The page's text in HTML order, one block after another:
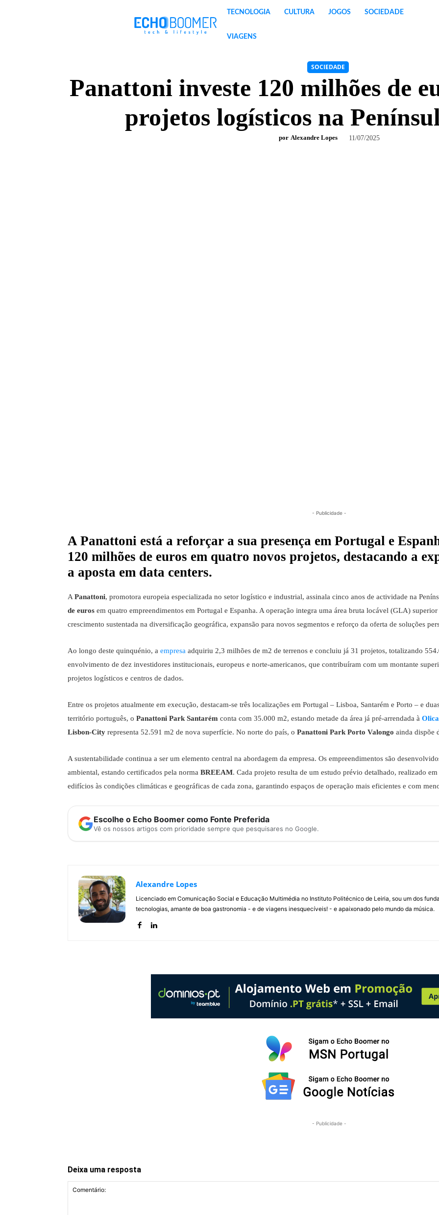
TECNOLOGIA CULTURA JOGOS SOCIEDADE
VIAGENS
SOCIEDADE
Panattoni investe 120 milhões de
projetos logísticos na
por Alexandre Lopes 11/07/2025
- Publicidade -
A Panattoni está a reforçar a sua presença em Portugal e
120 milhões de euros em quatro novos projetos, destacando a
a aposta em data centers.
A Panattoni, promotora europeia especializada no setor logístico e industrial, assinala cinco anos de actividade na
de euros em quatro empreendimentos em Portugal e Espanha. A operação integra uma área bruta locável (GLA)
crescimento sustentada na diversificação geográfica, expansão para novos segmentos e reforço da oferta de soluções
Ao longo deste quinquénio, a empresa adquiriu 2,3 milhões de m2 de terrenos e concluiu já 31 projetos, totalizando
envolvimento de dez investidores institucionais, europeus e norte-americanos, que contribuíram com um montante
projetos logísticos e centros de dados.
Entre os projetos atualmente em execução, destacam-se três localizações em Portugal – Lisboa, Santarém e Porto – e
território português, o Panattoni Park Santarém conta com 35.000 m2, estando metade da área já pré-arrendada à
Lisbon-City representa 52.591 m2 de nova superfície. No norte do país, o Panattoni Park Porto Valongo ainda dispõe
A sustentabilidade continua a ser um elemento central na abordagem da empresa. Os empreendimentos são
ambiental, estando certificados pela norma BREEAM. Cada projeto resulta de um estudo prévio detalhado, realizado
edifícios às condições climáticas e geográficas de cada zona, garantindo espaços de operação mais eficientes e com
Escolhe o Echo Boomer como Fonte Preferida
Vê os nossos artigos com prioridade sempre que pesquisares no Google.
Alexandre Lopes
Licenciado em Comunicação Social e Educação Multimédia no Instituto Politécnico de Leiria, sou um dos
tecnologias, amante de boa gastronomia - e de viagens inesquecíveis! - e apaixonado pelo mundo da música.
- Publicidade -
Deixa uma resposta